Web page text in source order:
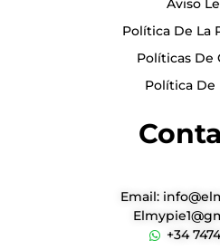
Aviso
Política De La
Políticas De
Política De
Email:
+34